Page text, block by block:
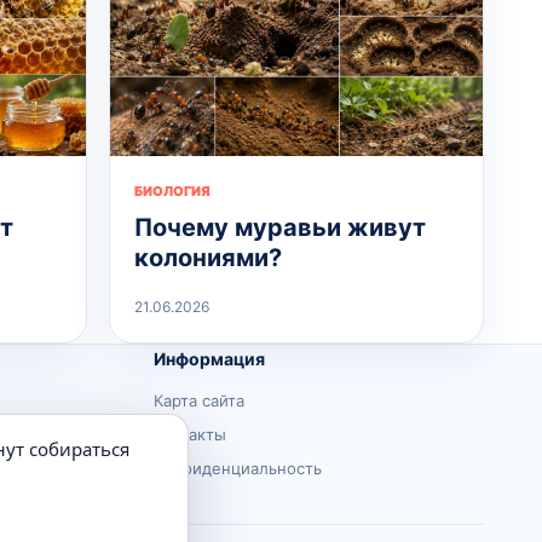
БИОЛОГИЯ
Почему муравьи живут
колониями?
21.06.2026
Информация
Карта сайта
Контакты
Конфиденциальность
собираться